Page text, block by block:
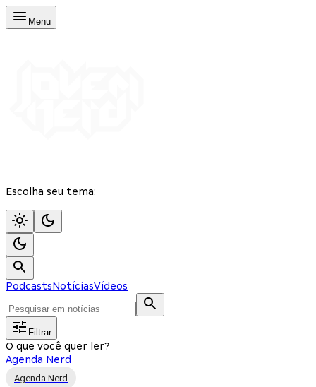
Menu
Escolha seu tema:
PodcastsNotíciasVídeos
Filtrar
O que você quer ler?
Agenda Nerd
Agenda Nerd